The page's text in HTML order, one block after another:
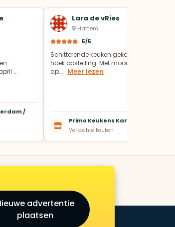
...
/
Lara de vRies
Hattem
5/5
Schitterende keuken gekocht in een
hoek opstelling. Met mooie Pelgrim
ap... Meer lezen
Primo Keukens Kampen
Verkochte keuken
advertentie
plaatsen